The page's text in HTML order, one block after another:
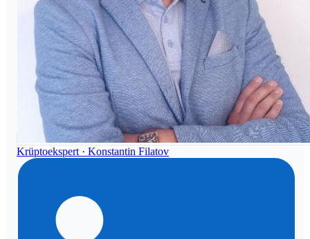
Krüptoekspert · Konstantin Filatov